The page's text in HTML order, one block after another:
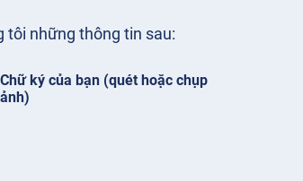
tôi những thông tin sau:
Chữ ký của bạn (quét hoặc chụp
ảnh)